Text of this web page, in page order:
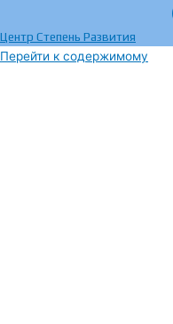
Центр Степень Развития
Перейти к содержимому